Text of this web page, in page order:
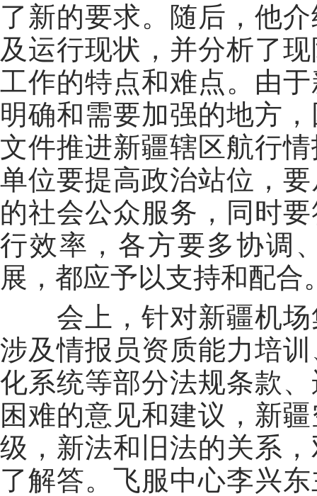
了新的要求。随后，他
及运行现状，并分析了
工作的特点和难点。由
明确和需要加强的地方
文件推进新疆辖区航行
单位要提高政治站位，
的社会公众服务，同时
行效率，各方要多协调
展，都应予以支持和配合
会上，针对新疆机
涉及情报员资质能力培
化系统等部分法规条款
困难的意见和建议，新
级，新法和旧法的关系
了解答。飞服中心李兴